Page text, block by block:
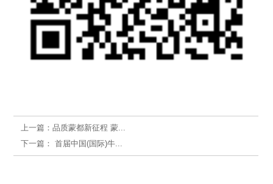
上一篇：品质蒙都新征程 蒙...
下一篇： 首届中国(国际)牛...